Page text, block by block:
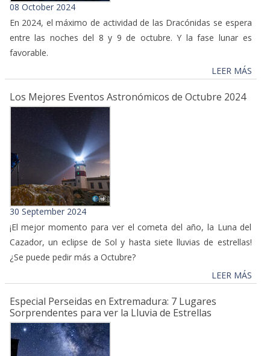
08 October 2024
En 2024, el máximo de actividad de las Dracónidas se espera
entre las noches del 8 y 9 de octubre. Y la fase lunar es
favorable.
LEER MÁS
Los Mejores Eventos Astronómicos de Octubre 2024
30 September 2024
¡El mejor momento para ver el cometa del año, la Luna del
Cazador, un eclipse de Sol y hasta siete lluvias de estrellas!
¿Se puede pedir más a Octubre?
LEER MÁS
Especial Perseidas en Extremadura: 7 Lugares
Sorprendentes para ver la Lluvia de Estrellas